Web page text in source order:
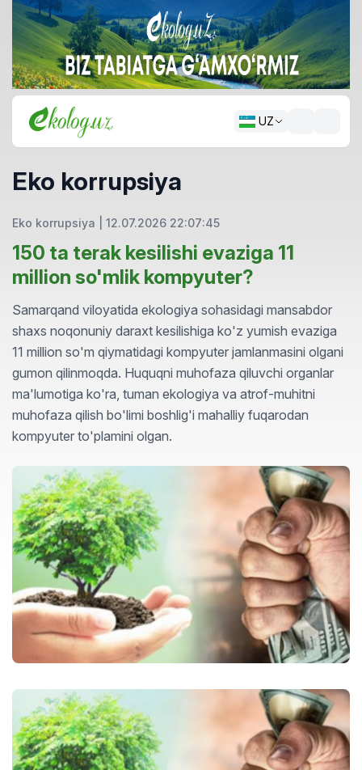
UZ
Eko korrupsiya
Eko korrupsiya 12.07.2026 22:07:45
150 ta terak kesilishi evaziga 11
million so'mlik kompyuter?
Samarqand viloyatida ekologiya sohasidagi mansabdor
shaxs noqonuniy daraxt kesilishiga ko'z yumish evaziga
11 million so'm qiymatidagi kompyuter jamlanmasini olgani
gumon qilinmoqda. Huquqni muhofaza qiluvchi organlar
ma'lumotiga ko'ra, tuman ekologiya va atrof-muhitni
muhofaza qilish bo'limi boshlig'i mahalliy fuqarodan
kompyuter to'plamini olgan.